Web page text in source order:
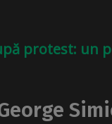
protest: un